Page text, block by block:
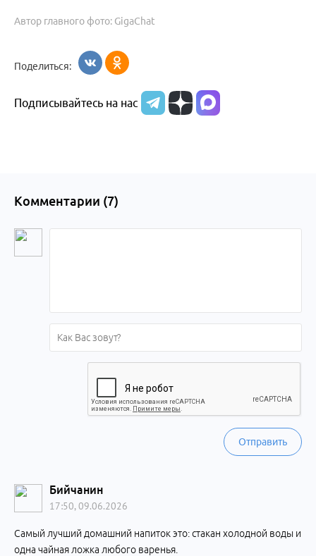
Автор главного фото: GigaChat
Поделиться:
Подписывайтесь на нас
Комментарии (7)
Отправить
Бийчанин
17:50, 09.06.2026
Самый лучший домашний напиток это: стакан холодной воды и
одна чайная ложка любого варенья.